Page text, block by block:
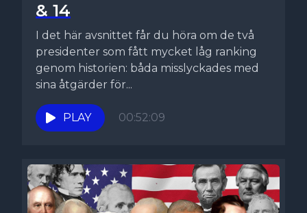
& 14
I det här avsnittet får du höra om de två
presidenter som fått mycket låg ranking
genom historien: båda misslyckades med
sina åtgärder för...
PLAY 00:52:09